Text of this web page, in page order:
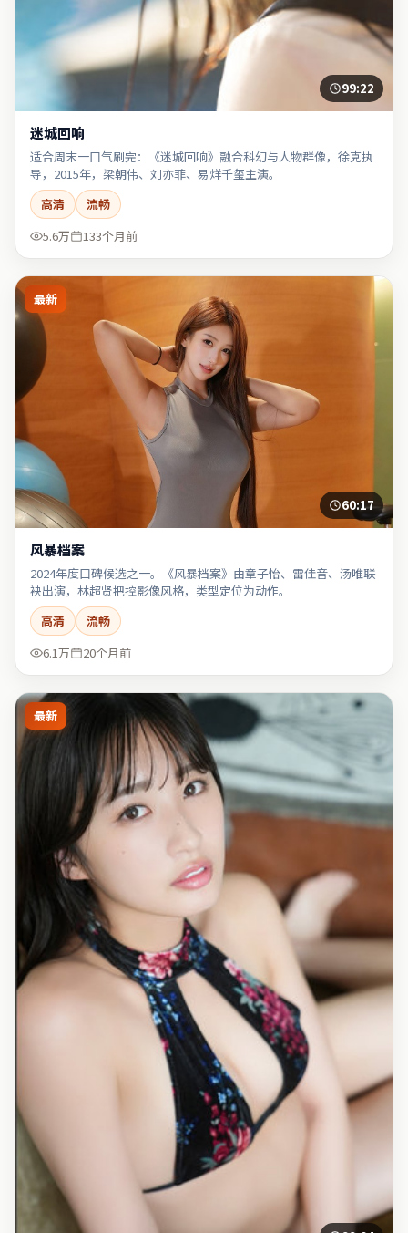
99:22
迷城回响
适合周末一口气刷完：《迷城回响》融合科幻与人物群像，徐克执
导，2015年，梁朝伟、刘亦菲、易烊千玺主演。
高清
流畅
5.6万
133个月前
最新
60:17
风暴档案
2024年度口碑候选之一。《风暴档案》由章子怡、雷佳音、汤唯联
袂出演，林超贤把控影像风格，类型定位为动作。
高清
流畅
6.1万
20个月前
最新